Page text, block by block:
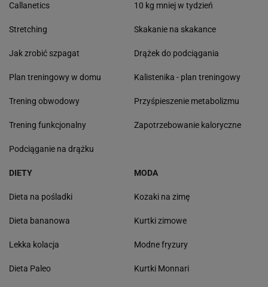
Callanetics
Stretching
Jak zrobić szpagat
Plan treningowy w domu
Trening obwodowy
Trening funkcjonalny
Podciąganie na drążku
10 kg mniej w tydzień
Skakanie na skakance
Drążek do podciągania
Kalistenika - plan treningowy
Przyśpieszenie metabolizmu
Zapotrzebowanie kaloryczne
DIETY
Dieta na pośladki
Dieta bananowa
Lekka kolacja
Dieta Paleo
MODA
Kozaki na zimę
Kurtki zimowe
Modne fryzury
Kurtki Monnari